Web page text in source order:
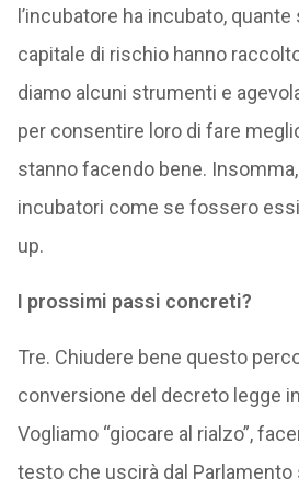
l’incubatore ha incubato,
capitale di rischio hanno
diamo alcuni strumenti e
per consentire loro di fare
stanno facendo bene.
incubatori come se fossero
up.
I prossimi passi concreti?
Tre. Chiudere bene questo
conversione del decreto legge
Vogliamo “giocare al rialzo”,
testo che uscirà dal Parlamento